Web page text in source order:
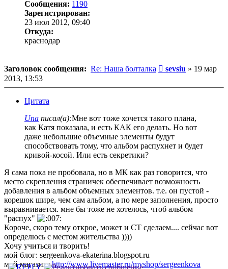
Сообщения: 1190
Зарегистрирован:
23 июл 2012, 09:40
Откуда:
краснодар
Заголовок сообщения: Re: Наша болталка Сообщение
sevsiu » 19 мар
2013, 13:53
Цитата
Una писал(а):Мне вот тоже хочется такого плана,
как Катя показала, и есть КАК его делать. Но вот
даже небольшие объемные элементы будут
способствовать тому, что альбом распухнет и будет
кривой-косой. Или есть секретики?
Я сама пока не пробовала, но в МК как раз говорится, что
место скрепления страничек обеспечивает возможность
добавления в альбом объемных элементов. т.е. он пустой -
корешок шире, чем сам альбом, а по мере заполнения, просто
выравнивается. мне бы тоже не хотелось, чтоб альбом
"распух"
Короче, скоро тему открое, может и СТ сделаем.... сейчас вот
определюсь с местом жительства ))))
Хочу учиться и творить!
мой блог: sergeenkova-ekaterina.blogspot.ru
мой магазин:http://www.livemaster.ru/myshop/sergeenkova